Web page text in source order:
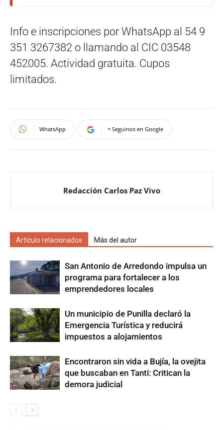
Info e inscripciones por WhatsApp al 54 9
351 3267382 o llamando al CIC 03548
452005. Actividad gratuita. Cupos
limitados.
WhatsApp + Seguinos en Google
Redacción Carlos Paz Vivo
Artículo relacionados Más del autor
San Antonio de Arredondo impulsa un
programa para fortalecer a los
emprendedores locales
Un municipio de Punilla declaró la
Emergencia Turística y reducirá
impuestos a alojamientos
Encontraron sin vida a Bujía, la ovejita
que buscaban en Tanti: Critican la
demora judicial